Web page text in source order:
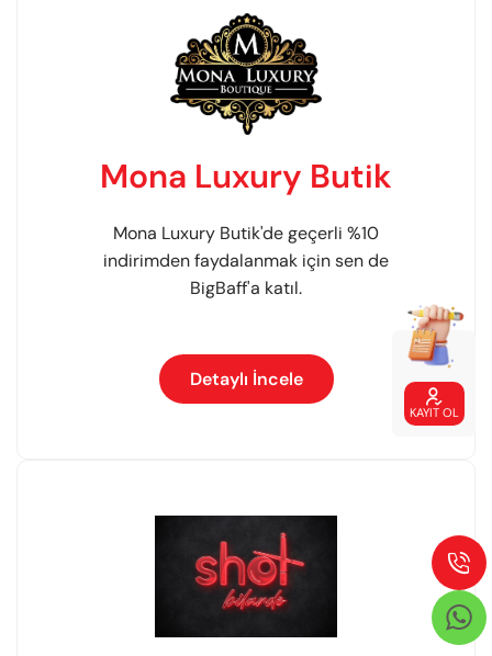

KAYIT OL
Mona Luxury Butik
Mona Luxury Butik'de geçerli %10
indirimden faydalanmak için sen de
BigBaff'a katıl.
Detaylı İncele

